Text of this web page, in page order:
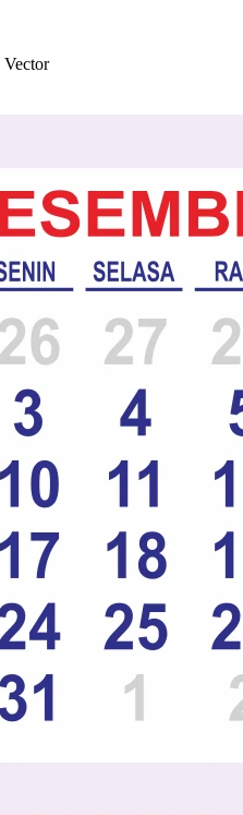
Vector